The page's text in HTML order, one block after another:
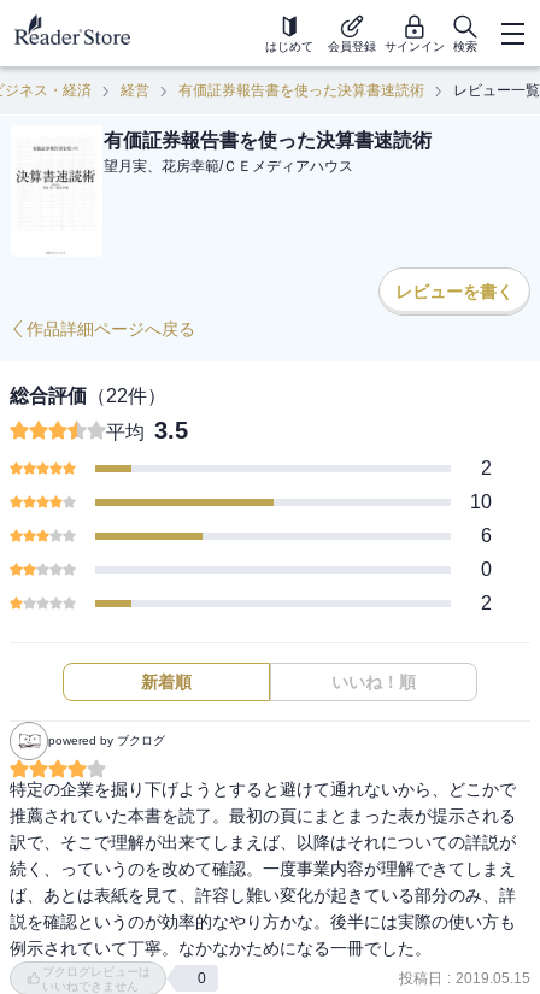
はじめて 会員登録 サインイン 検索
ジネス・経済 経営 有価証券報告書を使った決算書速読術 レビュー一覧
有価証券報告書を使った決算書速読術
望月実、花房幸範/ＣＥメディアハウス
レビューを書く
作品詳細ページへ戻る
総合評価 （22件）
平均 3.5
2
10
6
0
2
新着順 いいね！順
powered by ブクログ
特定の企業を掘り下げようとすると避けて通れないから、どこかで
推薦されていた本書を読了。最初の頁にまとまった表が提示される
訳で、そこで理解が出来てしまえば、以降はそれについての詳説が
続く、っていうのを改めて確認。一度事業内容が理解できてしまえ
ば、あとは表紙を見て、許容し難い変化が起きている部分のみ、詳
説を確認というのが効率的なやり方かな。後半には実際の使い方も
例示されていて丁寧。なかなかためになる一冊でした。
ブクログレビューは
いいねできません
0 投稿日 : 2019.05.15